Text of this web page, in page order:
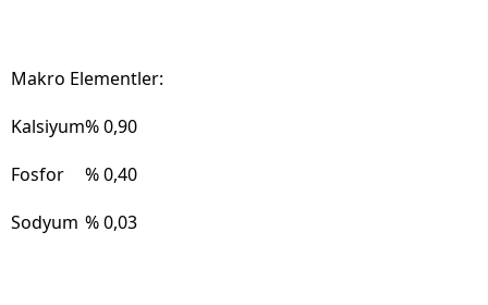
Makro Elementler:
Kalsiyum% 0,90
Fosfor
% 0,40
Sodyum % 0,03